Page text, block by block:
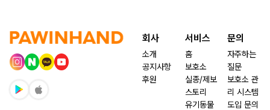
회사
소개
공지사항
후원
서비스
홈
보호소
실종/제보
스토리
유기동물
문의
자주하는
질문
보호소 관
리 시스템
도입 문의